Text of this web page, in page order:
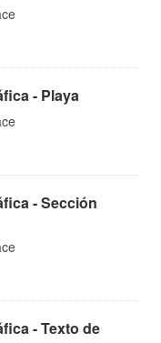
- Playa
- Sección
- Texto de